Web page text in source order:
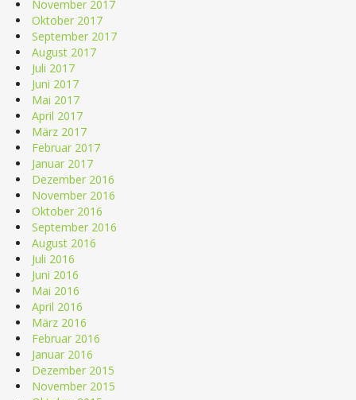
November 2017
Oktober 2017
September 2017
August 2017
Juli 2017
Juni 2017
Mai 2017
April 2017
März 2017
Februar 2017
Januar 2017
Dezember 2016
November 2016
Oktober 2016
September 2016
August 2016
Juli 2016
Juni 2016
Mai 2016
April 2016
März 2016
Februar 2016
Januar 2016
Dezember 2015
November 2015